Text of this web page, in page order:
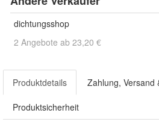
dichtungsshop
2 Angebote ab 23,20 €
Produktdetails Zahlung, Versand
Produktsicherheit